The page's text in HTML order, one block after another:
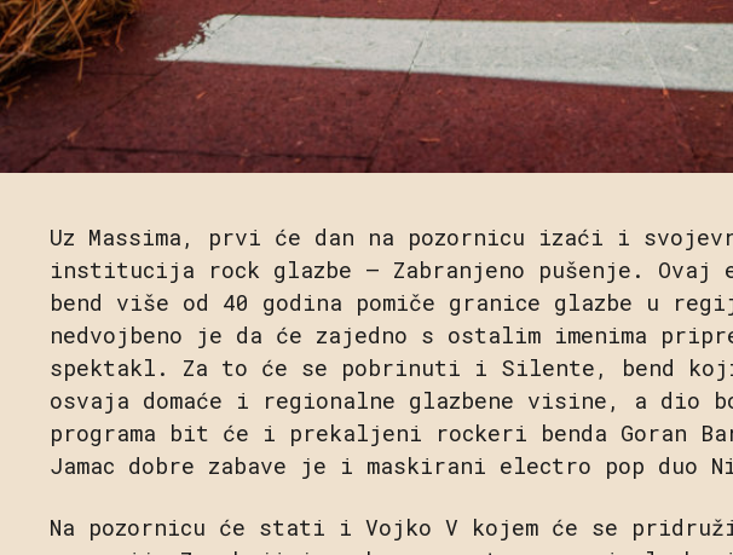
Uz Massima, prvi će dan na pozornicu izaći i
institucija rock glazbe – Zabranjeno pušenje. Ovaj
bend više od 40 godina pomiče granice glazbe u
nedvojbeno je da će zajedno s ostalim imenima
spektakl. Za to će se pobrinuti i Silente, bend
osvaja domaće i regionalne glazbene visine, a dio
programa bit će i prekaljeni rockeri benda Goran
Jamac dobre zabave je i maskirani electro pop duo
Na pozornicu će stati i Vojko V kojem će se